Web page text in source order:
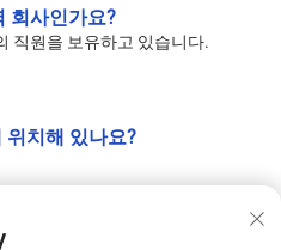
회사인가요?
직원을 보유하고 있습니다.
위치해 있나요?
시 롱강시에 위치해 있으며, 2018
직원 100명 이상을 고용하고 있